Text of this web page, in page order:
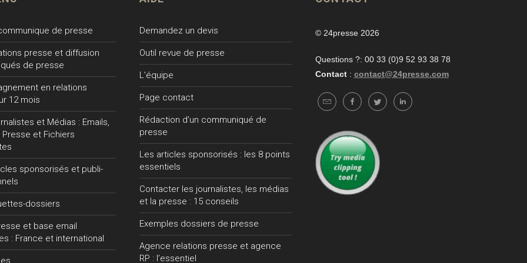
de presse
presse et diffusion
de presse
en relations
12 mois
et Médias : Emails,
et Fichiers
sponsorisés et publi-
dossiers
et base email
: France et international
Demandez un devis
Outil revue de presse
L’équipe
Page contact
Rédaction d’un communiqué de
presse
Les articles sponsorisés : les 8 points
essentiels
Contacter les journalistes, les médias
et la presse : 15 conseils
Exemples dossiers de presse
Agence relations presse et agence
RP : l’essentiel
© 24presse 2026
Questions ?: 00 33 (0)9 52 93 38 78
Contact : contact@24presse.com